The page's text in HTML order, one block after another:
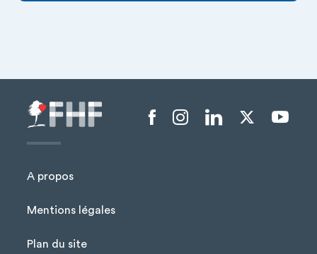
A propos
Mentions légales
Plan du site
Menu liens sociaux